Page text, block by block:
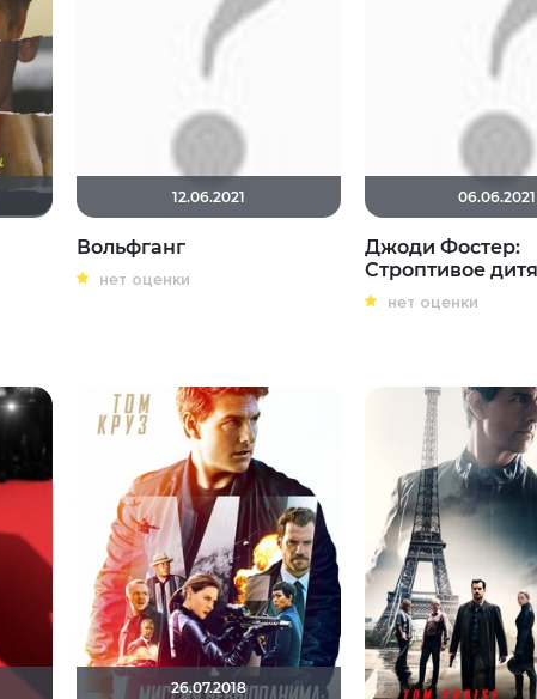
12.06.2021
Вольфганг
нет оценки
06.06.2021
Джоди Фостер:
Строптивое
нет оценки
26.07.2018